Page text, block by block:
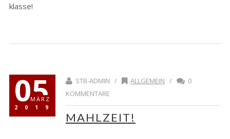
klasse!
05
MÄRZ
2019
STB-ADMIN / ALLGEMEIN /
0
KOMMENTARE
MAHLZEIT!